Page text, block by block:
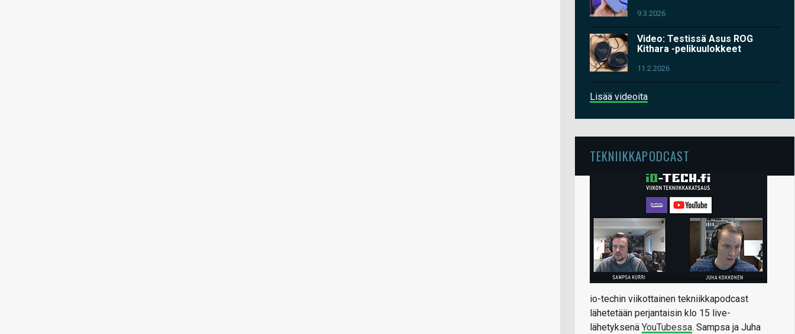
9.3.2026
Video: Testissä Asus ROG
Kithara -pelikuulokkeet
11.2.2026
Lisää videoita
TEKNIIKKAPODCAST
io-techin viikottainen tekniikkapodcast
lähetetään perjantaisin klo 15 live-
lähetyksenä YouTubessa. Sampsa ja Juha